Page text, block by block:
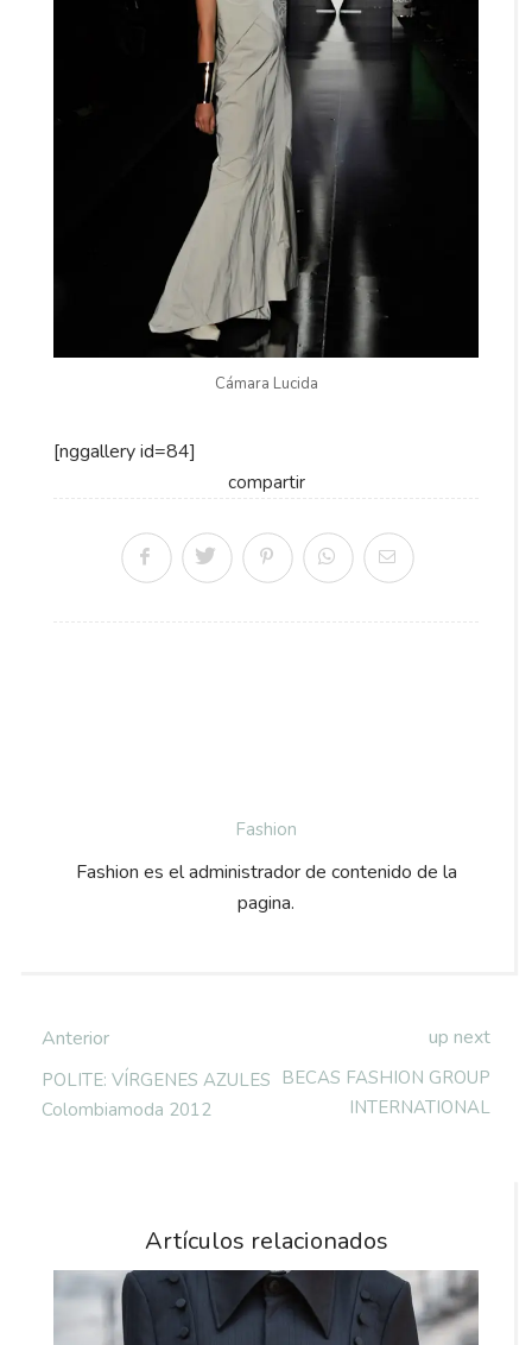
Cámara Lucida
[nggallery id=84]
compartir
Fashion
Fashion es el administrador de contenido de la
pagina.
Anterior
POLITE: VÍRGENES AZULES
Colombiamoda 2012
up next
BECAS FASHION GROUP
INTERNATIONAL
Artículos relacionados